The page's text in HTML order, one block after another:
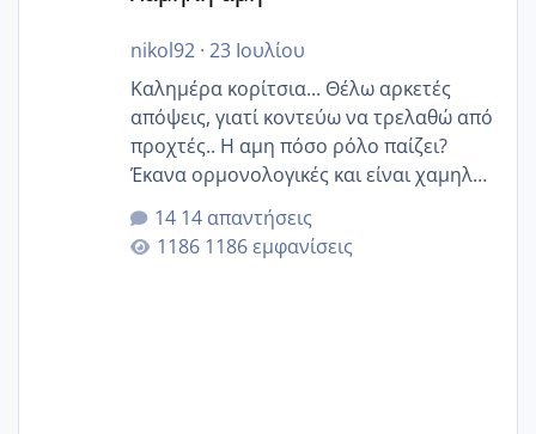
nikol92· 23 Ιουλίου
Καλημέρα κορίτσια... Θέλω αρκετές
απόψεις, γιατί κοντεύω να τρελαθώ από
προχτές.. Η αμη πόσο ρόλο παίζει?
Έκανα ορμονολογικές και είναι χαμηλή
για την ηλικία μου.. Είχα ήδη μια
εγκυμοσύνη, που έπρεπε να τερματιστεί
στην 27η εβδομάδα και προσπαθώ 7
14 απαντήσεις
1186 εμφανίσεις